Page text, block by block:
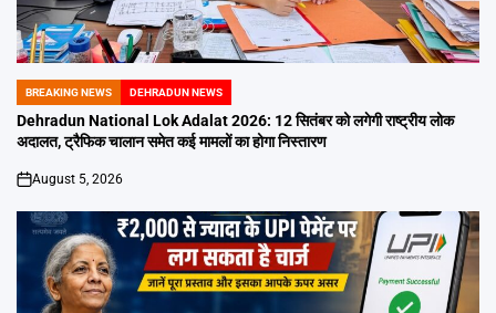
POSTED
IN
BREAKING NEWS DEHRADUN NEWS
Dehradun National Lok Adalat 2026: 12 सितंबर को लगेगी राष्ट्रीय लोक
अदालत, ट्रैफिक चालान समेत कई मामलों का होगा निस्तारण
on
August 5, 2026